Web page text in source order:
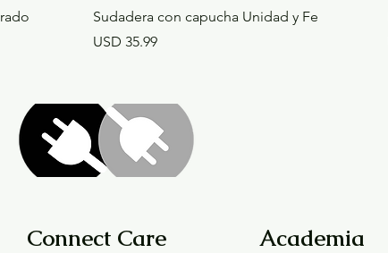
Sudadera con capucha Unidad y Fe
Precio
USD 35.99
Connect Care
Academia